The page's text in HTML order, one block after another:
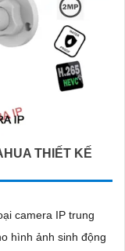
THIẾT KẾ
camera IP trung
hình ảnh sinh động